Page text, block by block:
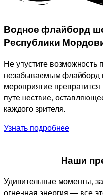
Водное флайборд
Республики
Не упустите возможность
незабываемым флайборд
мероприятие
путешествие,
каждого зрителя.
Узнать подробнее
Наши
Удивительные моменты,
огненная энергия — все